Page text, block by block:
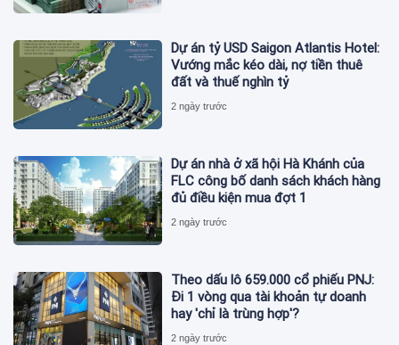
Dự án tỷ USD Saigon Atlantis Hotel:
Vướng mắc kéo dài, nợ tiền thuê
đất và thuế nghìn tỷ
2 ngày trước
Dự án nhà ở xã hội Hà Khánh của
FLC công bố danh sách khách hàng
đủ điều kiện mua đợt 1
2 ngày trước
Theo dấu lô 659.000 cổ phiếu PNJ:
Đi 1 vòng qua tài khoản tự doanh
hay 'chỉ là trùng hợp'?
2 ngày trước